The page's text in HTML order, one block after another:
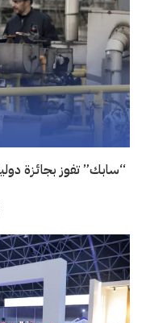
“سابك” تفوز بجائزة